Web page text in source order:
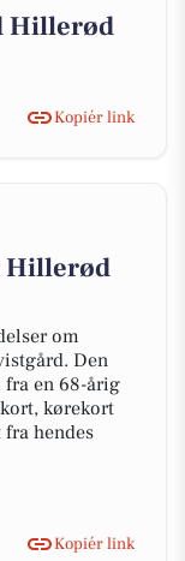
Hillerød
Kopiér link
Hillerød
om
Den
en 68-årig
kørekort
hendes
Kopiér link